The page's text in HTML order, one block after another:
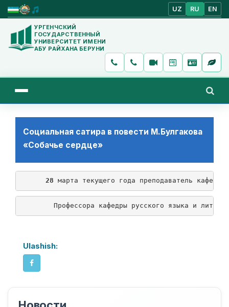
UZ RU EN
УРГЕНЧСКИЙ
ГОСУДАРСТВЕННЫЙ
УНИВЕРСИТЕТ ИМЕНИ
АБУ РАЙХАНА БЕРУНИ
Социальная сатира в повести М.Булгакова
«Собачье сердце»
28 марта текущего года преподаватель кафедры
Профессора кафедры русского языка и
Ulashish: